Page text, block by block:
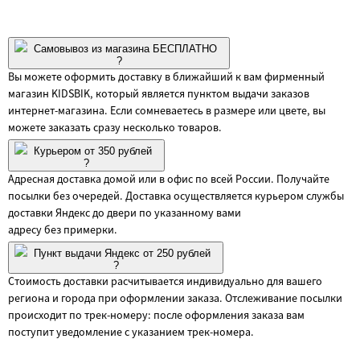
Самовывоз из магазина БЕСПЛАТНО
?
Вы можете оформить доставку в ближайший к вам фирменный
магазин KIDSBIK, который является пунктом выдачи заказов
интернет-магазина. Если сомневаетесь в размере или цвете, вы
можете заказать сразу несколько товаров.
Курьером от 350 рублей
?
Адресная доставка домой или в офис по всей России. Получайте
посылки без очередей. Доставка осуществляется курьером службы
доставки Яндекс до двери по указанному вами
адресу без примерки.
Пункт выдачи Яндекс от 250 рублей
?
Стоимость доставки расчитывается индивидуально для вашего
региона и города при оформлении заказа. Отслеживание посылки
происходит по трек-номеру: после оформления заказа вам
поступит уведомление с указанием трек-номера.